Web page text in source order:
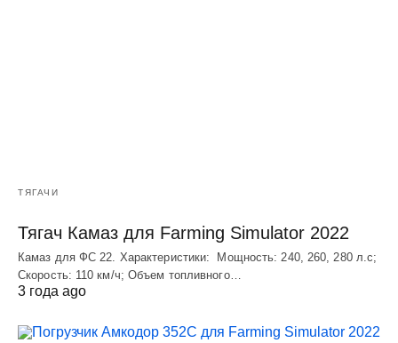
ТЯГАЧИ
Тягач Камаз для Farming Simulator 2022
Камаз для ФС 22. Характеристики: Мощность: 240, 260, 280 л.с;
Скорость: 110 км/ч; Объем топливного…
3 года ago